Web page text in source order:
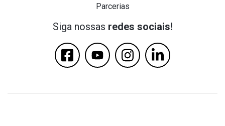
Parcerias
Siga nossas redes sociais!